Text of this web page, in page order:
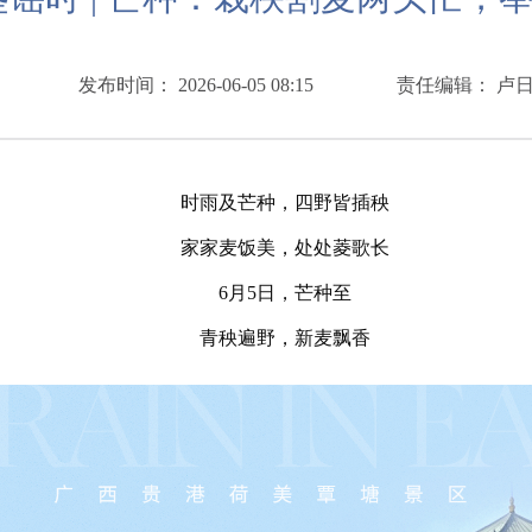
发布时间： 2026-06-05 08:15 责任编辑： 卢
时雨及芒种，四野皆插秧
家家麦饭美，处处菱歌长
6月5日，芒种至
青秧遍野，新麦飘香